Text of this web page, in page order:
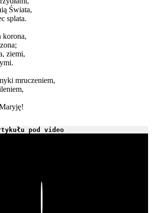
Świata,
splata.
korona,
ziemi,
mruczeniem,
pod video